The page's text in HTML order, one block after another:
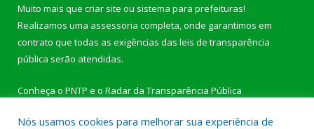
Muito mais que criar site ou sistema para prefeituras!
Realizamos uma assessoria completa, onde garantimos em
contrato que todas as exigências das leis de transparência
pública serão atendidas.
Conheça o PNTP e o Radar da Transparência Pública
Nós usamos cookies para melhorar sua experiência de